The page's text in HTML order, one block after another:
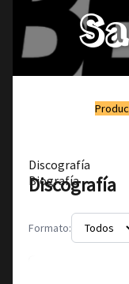
Discografía
Biografía
Discografía
Formato: